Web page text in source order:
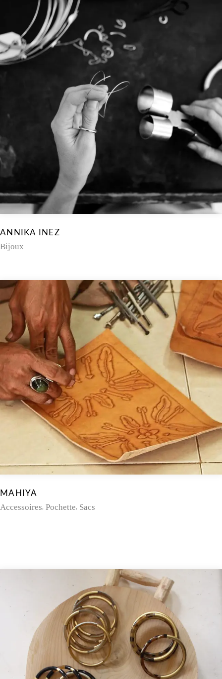
ANNIKA INEZ
Bijoux
MAHIYA
Accessoires Pochette Sacs